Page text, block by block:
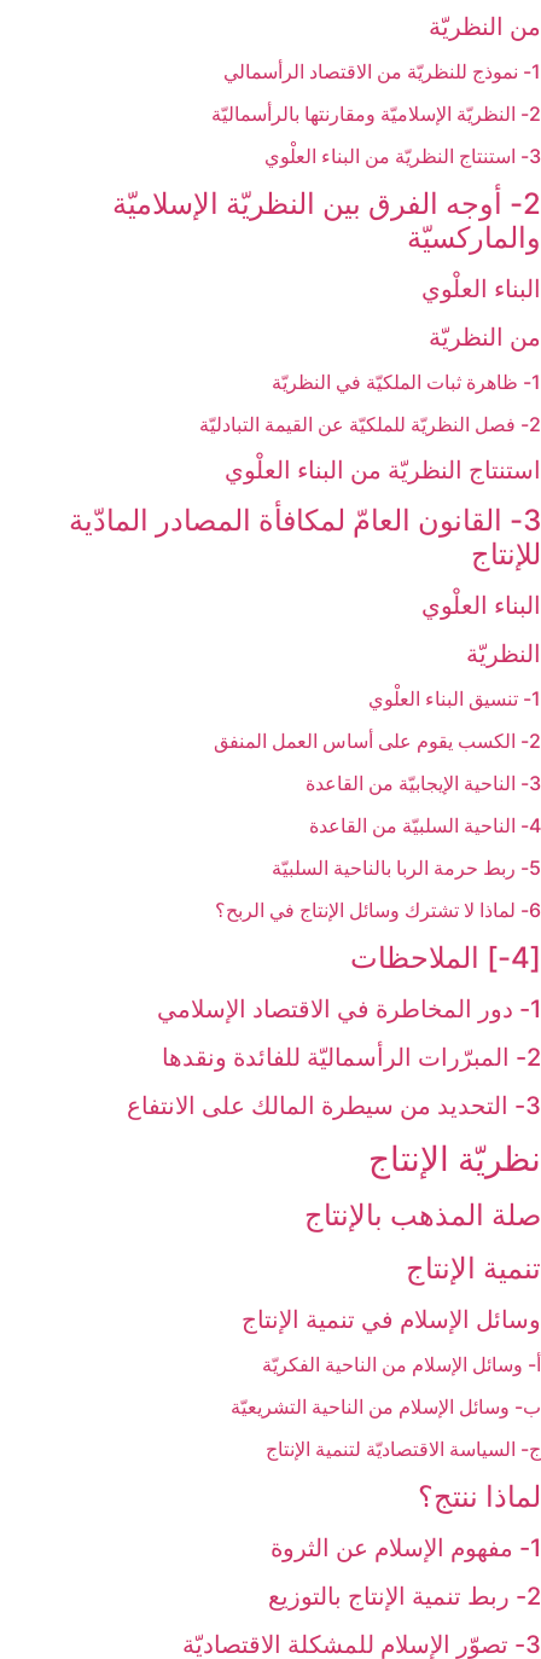
من النظريّة
1- نموذج للنظريّة من الاقتصاد الرأسمالي
2- النظريّة الإسلاميّة ومقارنتها بالرأسماليّة
3- استنتاج النظريّة من البناء العلْوي
2- أوجه الفرق بين النظريّة الإسلاميّة
والماركسيّة
البناء العلْوي
من النظريّة
1- ظاهرة ثبات الملكيّة في النظريّة
2- فصل النظريّة للملكيّة عن القيمة التبادليّة
استنتاج النظريّة من البناء العلْوي
3- القانون العامّ لمكافأة المصادر المادّية
للإنتاج‏
البناء العلْوي
النظريّة
1- تنسيق البناء العلْوي
2- الكسب يقوم على أساس العمل المنفق
3- الناحية الإيجابيّة من القاعدة
4- الناحية السلبيّة من القاعدة
5- ربط حرمة الربا بالناحية السلبيّة
6- لماذا لا تشترك وسائل الإنتاج في الربح؟
[4-] الملاحظات‏
1- دور المخاطرة في الاقتصاد الإسلامي
2- المبرّرات الرأسماليّة للفائدة ونقدها
3- التحديد من سيطرة المالك على الانتفاع
نظريّة الإنتاج‏
صلة المذهب بالإنتاج‏
تنمية الإنتاج‏
وسائل الإسلام في تنمية الإنتاج‏
أ- وسائل الإسلام من الناحية الفكريّة
ب- وسائل الإسلام من الناحية التشريعيّة
ج- السياسة الاقتصاديّة لتنمية الإنتاج
لماذا ننتج؟
1- مفهوم الإسلام عن الثروة
2- ربط تنمية الإنتاج بالتوزيع
3- تصوّر الإسلام للمشكلة الاقتصاديّة